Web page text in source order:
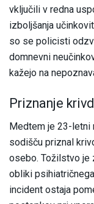
vključili v redna
izboljšanja
so se policisti
domnevni
kažejo na
Priznanje
Medtem je 23-letni
sodišču priznal
osebo. Tožilstvo je
obliki
incident ostaja